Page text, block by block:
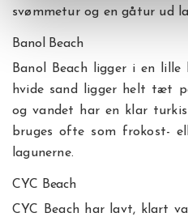
svømmetur og en gåtur ud
Banol Beach
Banol Beach ligger i en
hvide sand ligger helt tæt
og vandet har en klar
bruges ofte som frokost-
lagunerne.
CYC Beach
CYC Beach har lavt, klart